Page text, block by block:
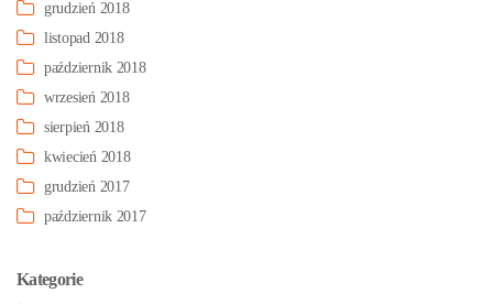
grudzień 2018
listopad 2018
październik 2018
wrzesień 2018
sierpień 2018
kwiecień 2018
grudzień 2017
październik 2017
Kategorie